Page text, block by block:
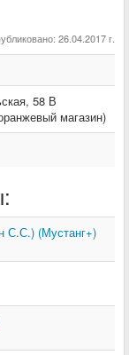
26.04.2017 г.
, 58 В
магазин)
С.С.) (Мустанг+)